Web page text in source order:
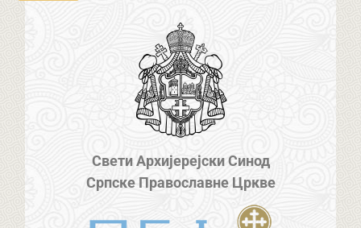
Свети Архијерејски Синод
Српске Православне Цркве